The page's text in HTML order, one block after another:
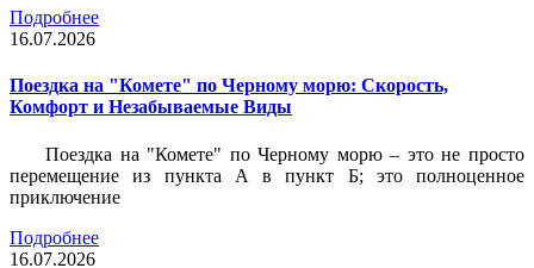
Подробнее
16.07.2026
Поездка на "Комете" по Черному морю: Скорость,
Комфорт и Незабываемые Виды
Поездка на "Комете" по Черному морю – это не просто
перемещение из пункта А в пункт Б; это полноценное
приключение
Подробнее
16.07.2026